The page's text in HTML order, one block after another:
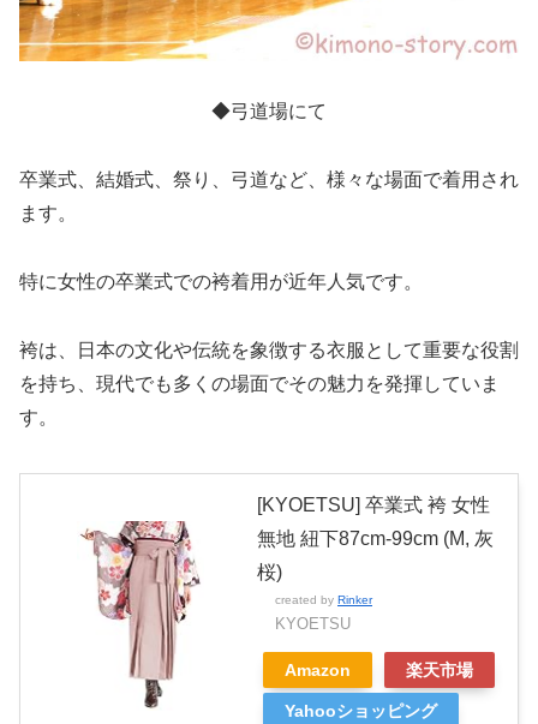
◆弓道場にて
卒業式、結婚式、祭り、弓道など、様々な場面で着用され
ます。
特に女性の卒業式での袴着用が近年人気です。
袴は、日本の文化や伝統を象徴する衣服として重要な役割
を持ち、現代でも多くの場面でその魅力を発揮していま
す。
[KYOETSU] 卒業式 袴 女性
無地 紐下87cm-99cm (M, 灰
桜)
created by Rinker
KYOETSU
Amazon 楽天市場
Yahooショッピング